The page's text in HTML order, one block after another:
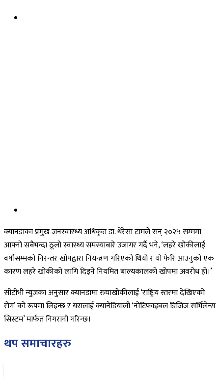
क्यानडाका प्रमुख जनस्वास्थ्य अधिकृत डा. थेरेसा टामले सन् २०२५ सम्ममा
आफ्नो सबैभन्दा ठूलो स्वास्थ्य समस्याबारे उजागर गर्दै भने, ‘लहरे खोकीलाई
वर्षौंसम्मको निरन्तर खोपद्वारा नियन्त्रण गरिएको थियो र यो फेरि आउनुको एक
कारण लहरे खोकीको लागि दिइने नियमित बाल्यकालको खोपमा अवरोध हो।’
सीटीभी न्युजका अनुसार क्यानडामा रुघाखोकीलाई ‘राष्ट्रिय स्तरमा देखिएको
रोग’ को रूपमा लिइन्छ र यसलाई क्यानेडियाली ‘नोटिफाइबल डिजिज सर्भिलेन्स
सिस्टम’ मार्फत निगरानी गरिन्छ।
थप समाचारहरु